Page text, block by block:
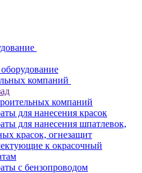
компаний
компаний
для нанесения красок
для нанесения шпатлевок,
красок, огнезащит
к окрасочный
с бензопроводом